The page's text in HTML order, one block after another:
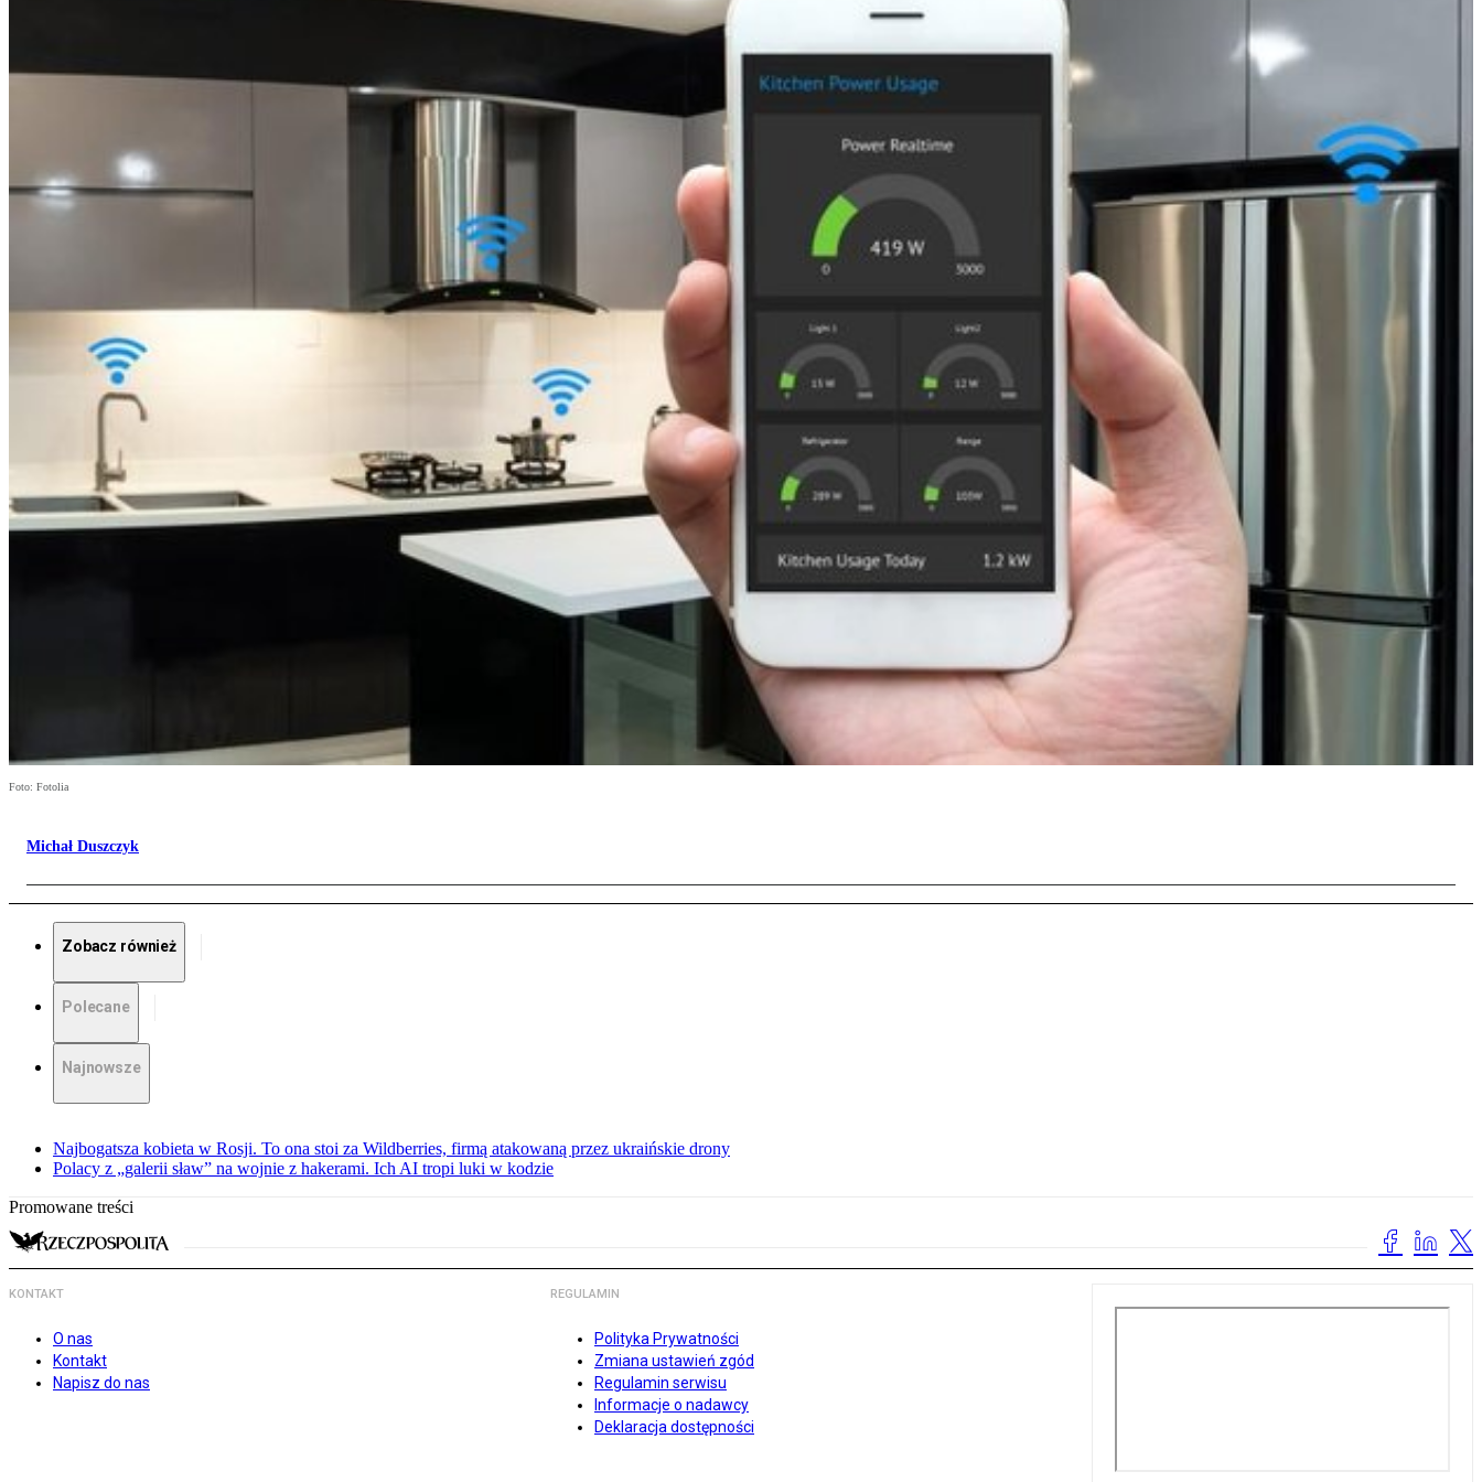
Foto: Fotolia
Michał Duszczyk
Zobacz również
Polecane
Najnowsze
Najbogatsza kobieta w Rosji. To ona stoi za Wildberries, firmą atakowaną przez ukraińskie drony
Polacy z „galerii sław” na wojnie z hakerami. Ich AI tropi luki w kodzie
Promowane treści
KONTAKT
O nas
Kontakt
Napisz do nas
REGULAMIN
Polityka Prywatności
Zmiana ustawień zgód
Regulamin serwisu
Informacje o nadawcy
Deklaracja dostępności